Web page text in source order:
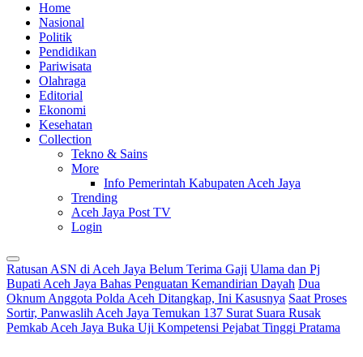
Home
Nasional
Politik
Pendidikan
Pariwisata
Olahraga
Editorial
Ekonomi
Kesehatan
Collection
Tekno & Sains
More
Info Pemerintah Kabupaten Aceh Jaya
Trending
Aceh Jaya Post TV
Login
Ratusan ASN di Aceh Jaya Belum Terima Gaji Ulama dan Pj
Bupati Aceh Jaya Bahas Penguatan Kemandirian Dayah Dua
Oknum Anggota Polda Aceh Ditangkap, Ini Kasusnya Saat Proses
Sortir, Panwaslih Aceh Jaya Temukan 137 Surat Suara Rusak
Pemkab Aceh Jaya Buka Uji Kompetensi Pejabat Tinggi Pratama